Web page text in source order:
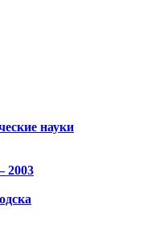
науки
2003